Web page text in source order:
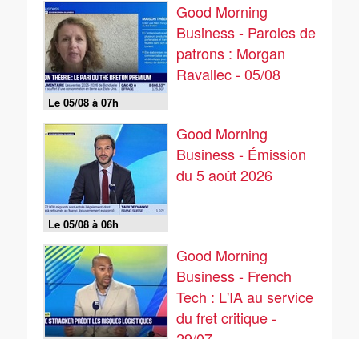
Le 05/08 à 07h
Good Morning
Business - Paroles de
patrons : Morgan
Ravallec - 05/08
Le 05/08 à 06h
Good Morning
Business - Émission
du 5 août 2026
Good Morning
Business - French
Tech : L'IA au service
du fret critique -